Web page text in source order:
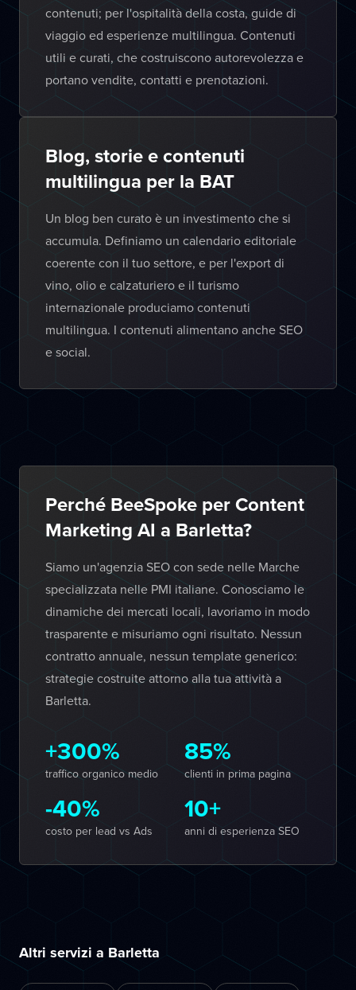
contenuti; per l'ospitalità della costa, guide di
viaggio ed esperienze multilingua. Contenuti
utili e curati, che costruiscono autorevolezza e
portano vendite, contatti e prenotazioni.
Blog, storie e contenuti
multilingua per la BAT
Un blog ben curato è un investimento che si
accumula. Definiamo un calendario editoriale
coerente con il tuo settore, e per l'export di
vino, olio e calzaturiero e il turismo
internazionale produciamo contenuti
multilingua. I contenuti alimentano anche SEO
e social.
Perché BeeSpoke per Content
Marketing AI a Barletta?
Siamo un'agenzia SEO con sede nelle Marche
specializzata nelle PMI italiane. Conosciamo le
dinamiche dei mercati locali, lavoriamo in modo
trasparente e misuriamo ogni risultato. Nessun
contratto annuale, nessun template generico:
strategie costruite attorno alla tua attività a
Barletta.
+300%
traffico organico medio
85%
clienti in prima pagina
-40%
costo per lead vs Ads
10+
anni di esperienza SEO
Altri servizi a Barletta